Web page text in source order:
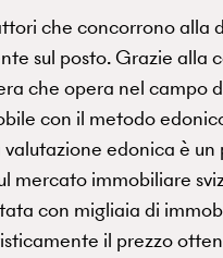
che concorrono alla
sul posto. Grazie alla
che opera nel campo
con il metodo
edonica è un
mercato immobiliare
con migliaia di
il prezzo